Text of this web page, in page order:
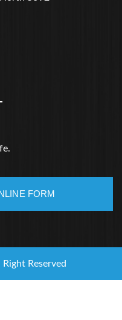
FORM
Reserved